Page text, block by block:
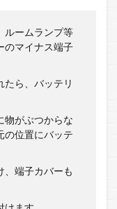
ルームランプ等
のマイナス端子
たら、バッテリ
物がぶつからな
の位置にバッテ
、端子カバーも